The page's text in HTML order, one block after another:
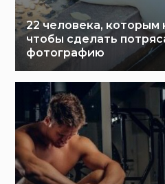
22 человека,
чтобы сделать
фотографию